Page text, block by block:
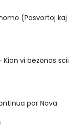
(Pasvortoj kaj
vi bezonas scii
por Nova